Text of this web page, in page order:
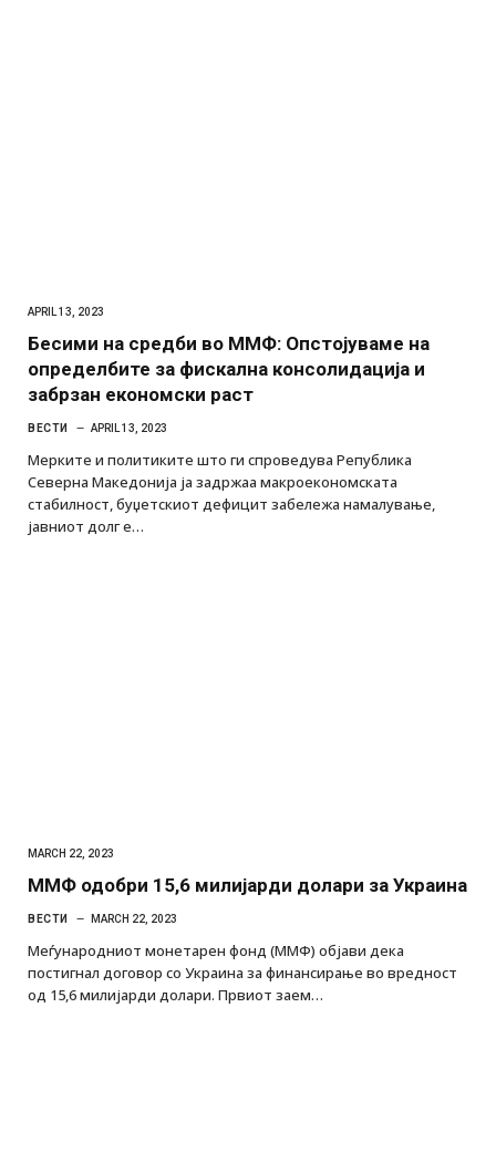
APRIL 13, 2023
Бесими на средби во ММФ: Опстојуваме на
определбите за фискална консолидација и
забрзан економски раст
ВЕСТИ APRIL 13, 2023
Мерките и политиките што ги спроведува Република
Северна Македонија ја задржаа макроекономската
стабилност, буџетскиот дефицит забележа намалување,
јавниот долг е…
MARCH 22, 2023
ММФ одобри 15,6 милијарди долари за Украина
ВЕСТИ MARCH 22, 2023
Меѓународниот монетарен фонд (ММФ) објави дека
постигнал договор со Украина за финансирање во вредност
од 15,6 милијарди долари. Првиот заем…